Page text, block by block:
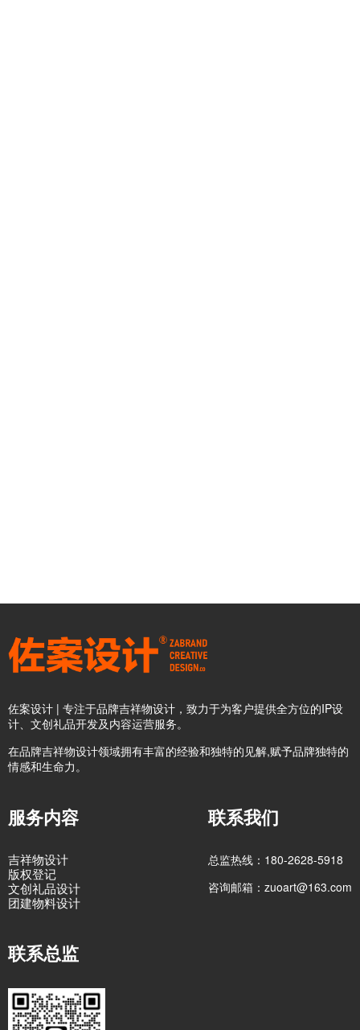
佐案设计 | 专注于品牌吉祥物设计，致力于为客户提供全方位的IP设
计、文创礼品开发及内容运营服务。
在品牌吉祥物设计领域拥有丰富的经验和独特的见解,赋予品牌独特的
情感和生命力。
服务内容
吉祥物设计
版权登记
文创礼品设计
团建物料设计
联系我们
总监热线：180-2628-5918
咨询邮箱：zuoart@163.com
联系总监